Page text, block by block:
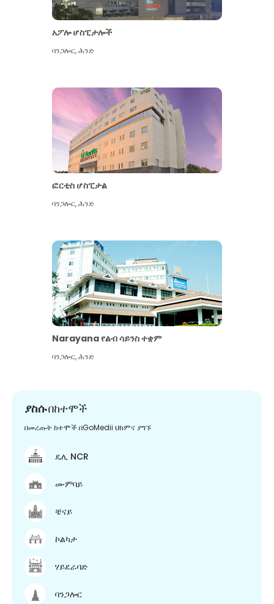
አፖሎ ሆስፒታሎች
ባንጋሎር,ሕንድ
ፎርቲስ ሆስፒታል
ባንጋሎር,ሕንድ
Narayana የልብ ሳይንስ ተቋም
ባንጋሎር,ሕንድ
ያስሱበከተሞች
በመረጡት ከተሞች በGoMedii ህክምና ያግኙ
ዴሊ NCR
ሙምባይ
ቼናይ
ኮልካታ
ሃይደራባድ
ባንጋሎር